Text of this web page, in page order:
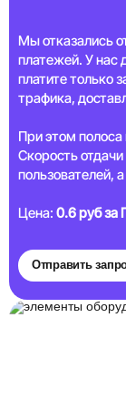
Мы отказались
платежей. У нас
платите только
трафика,
При этом полоса
Скорость отдачи
пользователей,
Цена: 0.6 руб за
Отправить